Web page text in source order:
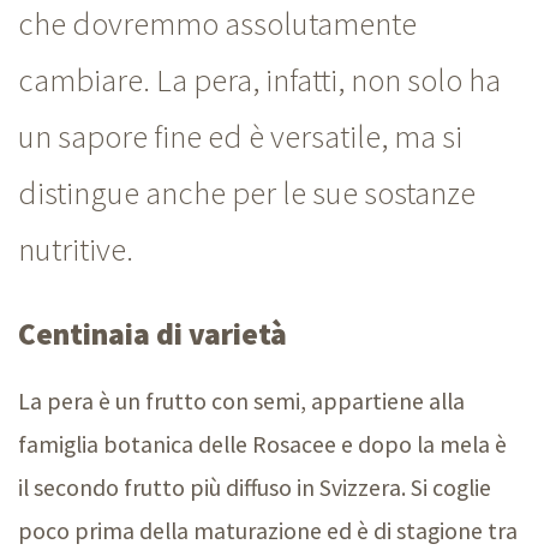
che dovremmo assolutamente
cambiare. La pera, infatti, non solo ha
un sapore fine ed è versatile, ma si
distingue anche per le sue sostanze
nutritive.
Centinaia di varietà
La pera è un frutto con semi, appartiene alla
famiglia botanica delle Rosacee e dopo la mela è
il secondo frutto più diffuso in Svizzera. Si coglie
poco prima della maturazione ed è di stagione tra